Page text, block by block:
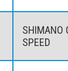
SHIMANO
SPEED